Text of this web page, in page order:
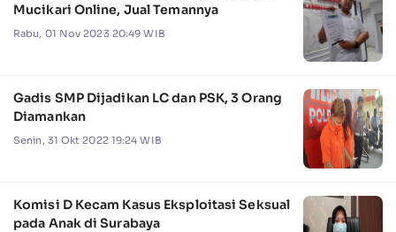
Mucikari Online, Jual Temannya
Rabu, 01 Nov 2023 20:49 WIB
Gadis SMP Dijadikan LC dan PSK, 3 Orang
Diamankan
Senin, 31 Okt 2022 19:24 WIB
Komisi D Kecam Kasus Eksploitasi Seksual
pada Anak di Surabaya